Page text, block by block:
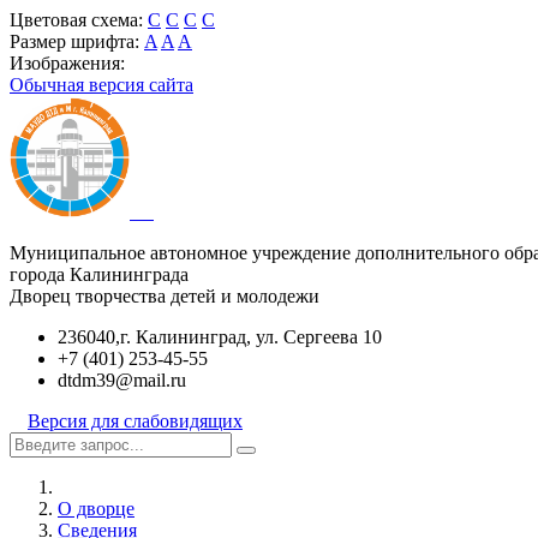
Цветовая схема: C C C C
Размер шрифта: A A A
Изображения:
Обычная версия сайта
Муниципальное автономное учреждение дополнительного
города Калининграда
Дворец творчества детей и молодежи
236040,г. Калининград, ул. Сергеева 10
+7 (401) 253-45-55
dtdm39@mail.ru
Версия для слабовидящих
О дворце
Сведения